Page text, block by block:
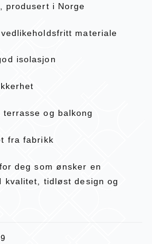
produsert i Norge
materiale
isolasjon
og balkong
fra fabrikk
deg som ønsker en
kvalitet, tidløst design og